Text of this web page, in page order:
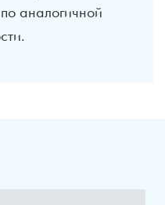
аналогичной